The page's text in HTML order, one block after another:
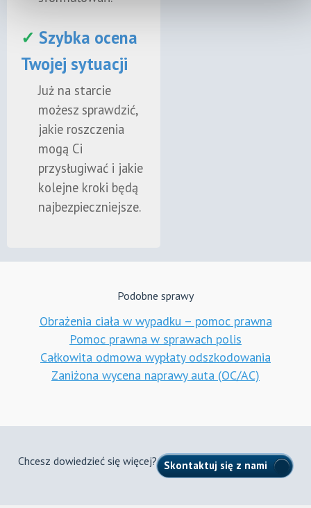
✓ Szybka ocena
Twojej sytuacji
Już na starcie
możesz sprawdzić,
jakie roszczenia
mogą Ci
przysługiwać i jakie
kolejne kroki będą
najbezpieczniejsze.
Podobne sprawy
Obrażenia ciała w wypadku – pomoc prawna
Pomoc prawna w sprawach polis
Całkowita odmowa wypłaty odszkodowania
Zaniżona wycena naprawy auta (OC/AC)
Chcesz dowiedzieć się więcej? Skontaktuj się z nami